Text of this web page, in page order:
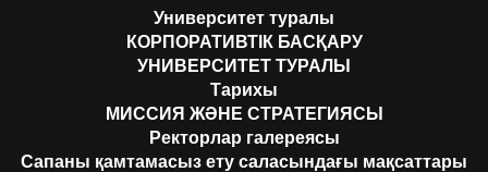
Университет туралы
КОРПОРАТИВТІК БАСҚАРУ
УНИВЕРСИТЕТ ТУРАЛЫ
Тарихы
МИССИЯ ЖӘНЕ СТРАТЕГИЯСЫ
Ректорлар галереясы
Сапаны қамтамасыз ету саласындағы мақсаттары